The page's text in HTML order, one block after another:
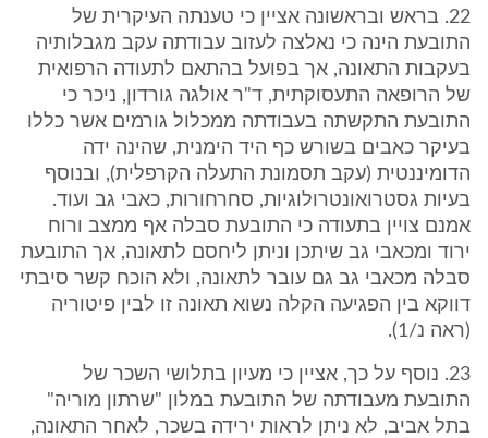
22. בראש ובראשונה אציין כי טענתה העיקרית של
התובעת הינה כי נאלצה לעזוב עבודתה עקב מגבלותיה
בעקבות התאונה, אך בפועל בהתאם לתעודה הרפואית
של הרופאה התעסוקתית, ד"ר אולגה גורדון, ניכר כי
התובעת התקשתה בעבודתה ממכלול גורמים אשר כללו
בעיקר כאבים בשורש כף היד הימנית, שהינה ידה
הדומיננטית (עקב תסמונת התעלה הקרפלית), ובנוסף
בעיות גסטרואונטרולוגיות, סחרחורות, כאבי גב ועוד.
אמנם צויין בתעודה כי התובעת סבלה אף ממצב ורוח
ירוד ומכאבי גב שיתכן וניתן ליחסם לתאונה, אך התובעת
סבלה מכאבי גב גם עובר לתאונה, ולא הוכח קשר סיבתי
דווקא בין הפגיעה הקלה נשוא תאונה זו לבין פיטוריה
(ראה נ/1).
23. נוסף על כך, אציין כי מעיון בתלושי השכר של
התובעת מעבודתה של התובעת במלון "שרתון מוריה"
בתל אביב, לא ניתן לראות ירידה בשכר, לאחר התאונה,